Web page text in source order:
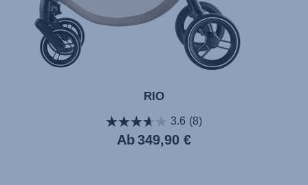
RIO
3.6 (8)
AbAktueller
349,90 €